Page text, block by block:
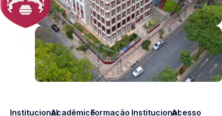
InstitucionalAcadêmicoFormação InstitucionalAcesso